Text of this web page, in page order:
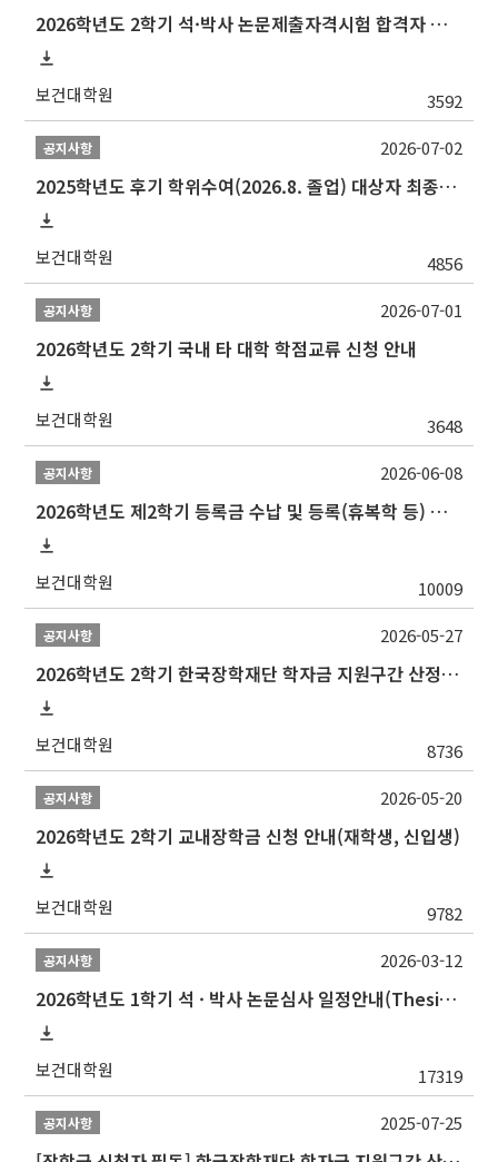
2026학년도 2학기 석·박사 논문제출자격시험 합격자 공고(TSQ Exam Result)
보건대학원 3592
공지사항
2025학년도 후기 학위수여(2026.8. 졸업) 대상자 최종인준 논문 제출 안내
보건대학원 4856
2026-07-02
공지사항
2026학년도 2학기 국내 타 대학 학점교류 신청 안내
보건대학원 3648
2026-07-01
공지사항
2026학년도 제2학기 등록금 수납 및 등록(휴복학 등) 일정 안내
보건대학원 10009
2026-06-08
공지사항
2026학년도 2학기 한국장학재단 학자금 지원구간 산정 신청 안내
보건대학원 8736
2026-05-27
공지사항
2026학년도 2학기 교내장학금 신청 안내(재학생, 신입생)
보건대학원 9782
2026-05-20
공지사항
2026학년도 1학기 석 · 박사 논문심사 일정안내(Thesis Defense Schedules)
보건대학원 17319
2026-03-12
공지사항 2025-07-25